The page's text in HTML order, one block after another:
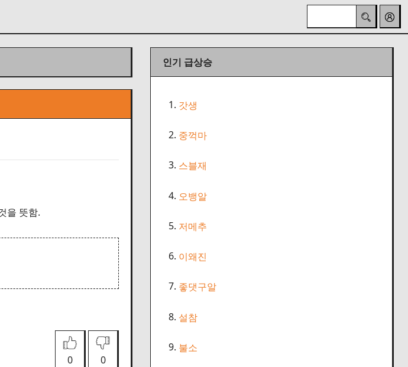
을 뜻함.
0 0
인기 급상승
1. 갓생
2. 중꺽마
3. 스블재
4. 오뱅알
5. 저메추
6. 이왜진
7. 좋댓구알
8. 설참
9. 불소